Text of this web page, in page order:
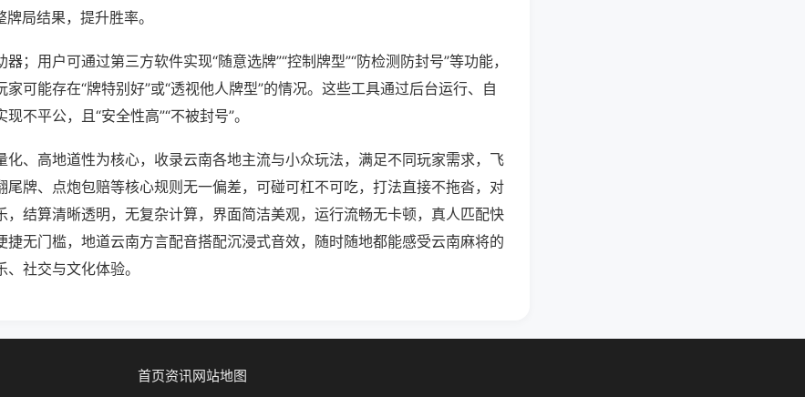
局结果，提升胜率。
；用户可通过第三方软件实现“随意选牌”“控制牌型”“防检测防封号”等功能，
可能存在“牌特别好”或“透视他人牌型”的情况。这些工具通过后台运行、自
不平公，且“安全性高”“不被封号”。
化、高地道性为核心，收录云南各地主流与小众玩法，满足不同玩家需求，飞
尾牌、点炮包赔等核心规则无一偏差，可碰可杠不可吃，打法直接不拖沓，对
，结算清晰透明，无复杂计算，界面简洁美观，运行流畅无卡顿，真人匹配快
捷无门槛，地道云南方言配音搭配沉浸式音效，随时随地都能感受云南麻将的
社交与文化体验。
首页资讯网站地图